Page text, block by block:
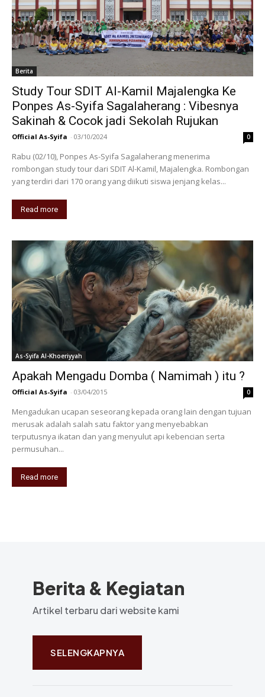
Berita
Study Tour SDIT Al-Kamil Majalengka Ke
Ponpes As-Syifa Sagalaherang : Vibesnya
Sakinah & Cocok jadi Sekolah Rujukan
Official As-Syifa - 03/10/2024 0
Rabu (02/10), Ponpes As-Syifa Sagalaherang menerima
rombongan study tour dari SDIT Al-Kamil, Majalengka. Rombongan
yang terdiri dari 170 orang yang diikuti siswa jenjang kelas...
Read more
As-Syifa Al-Khoeriyyah
Apakah Mengadu Domba ( Namimah ) itu ?
Official As-Syifa - 03/04/2015 0
Mengadukan ucapan seseorang kepada orang lain dengan tujuan
merusak adalah salah satu faktor yang menyebabkan
terputusnya ikatan dan yang menyulut api kebencian serta
permusuhan...
Read more
Berita & Kegiatan
Artikel terbaru dari website kami
SELENGKAPNYA